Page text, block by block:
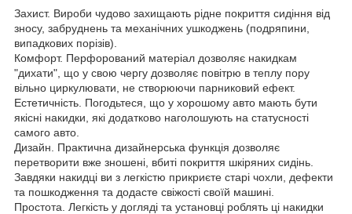
Захист. Вироби чудово захищають рідне покриття сидіння від
зносу, забруднень та механічних ушкоджень (подряпини,
випадкових порізів).
Комфорт. Перфорований матеріал дозволяє накидкам
"дихати", що у свою чергу дозволяє повітрю в теплу пору
вільно циркулювати, не створюючи парниковий ефект.
Естетичність. Погодьтеся, що у хорошому авто мають бути
якісні накидки, які додатково наголошують на статусності
самого авто.
Дизайн. Практична дизайнерська функція дозволяє
перетворити вже зношені, вбиті покриття шкіряних сидінь.
Завдяки накидці ви з легкістю прикриєте старі чохли, дефекти
та пошкодження та додасте свіжості своїй машині.
Простота. Легкість у догляді та установці роблять ці накидки